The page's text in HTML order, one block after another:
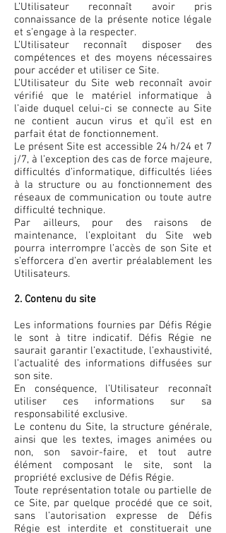
L’Utilisateur reconnaît avoir pris
connaissance de la présente notice légale
et s’engage à la respecter.
L’Utilisateur reconnaît disposer des
compétences et des moyens nécessaires
pour accéder et utiliser ce Site.
L’Utilisateur du Site web reconnaît avoir
vérifié que le matériel informatique à
l’aide duquel celui-ci se connecte au Site
ne contient aucun virus et qu’il est en
parfait état de fonctionnement.
Le présent Site est accessible 24 h/24 et 7
j/7, à l’exception des cas de force majeure,
difficultés d’informatique, difficultés liées
à la structure ou au fonctionnement des
réseaux de communication ou toute autre
difficulté technique.
Par ailleurs, pour des raisons de
maintenance, l’exploitant du Site web
pourra interrompre l’accès de son Site et
s’efforcera d’en avertir préalablement les
Utilisateurs.
2. Contenu du site
Les informations fournies par Défis Régie
le sont à titre indicatif. Défis Régie ne
saurait garantir l’exactitude, l’exhaustivité,
l’actualité des informations diffusées sur
son site.
En conséquence, l’Utilisateur reconnaît
utiliser ces informations sur sa
responsabilité exclusive.
Le contenu du Site, la structure générale,
ainsi que les textes, images animées ou
non, son savoir-faire, et tout autre
élément composant le site, sont la
propriété exclusive de Défis Régie.
Toute représentation totale ou partielle de
ce Site, par quelque procédé que ce soit,
sans l’autorisation expresse de Défis
Régie est interdite et constituerait une